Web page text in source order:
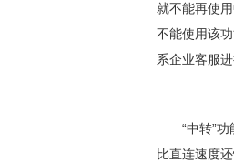
就不能再使
不能使用该
系企业客服
“中转”
比直连速度